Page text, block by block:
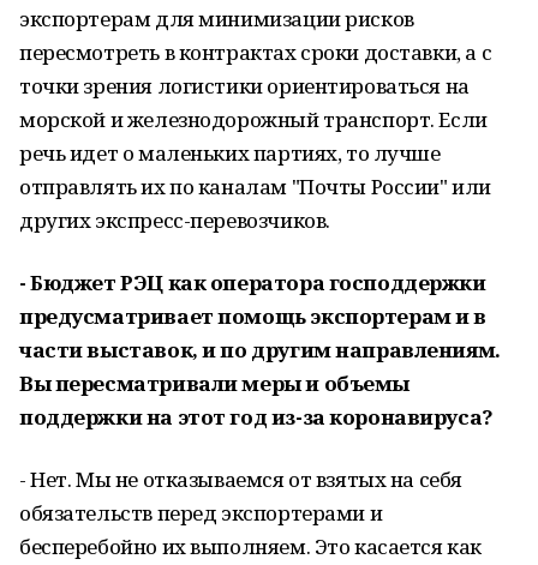
экспортерам для минимизации рисков
пересмотреть в контрактах сроки доставки, а с
точки зрения логистики ориентироваться на
морской и железнодорожный транспорт. Если
речь идет о маленьких партиях, то лучше
отправлять их по каналам "Почты России" или
других экспресс-перевозчиков.
- Бюджет РЭЦ как оператора господдержки
предусматривает помощь экспортерам и в
части выставок, и по другим направлениям.
Вы пересматривали меры и объемы
поддержки на этот год из-за коронавируса?
- Нет. Мы не отказываемся от взятых на себя
обязательств перед экспортерами и
бесперебойно их выполняем. Это касается как